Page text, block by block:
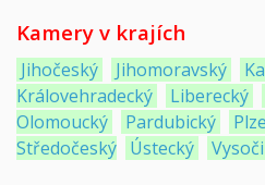
Kamery v krajích
Jihočeský Jihomoravský
Královehradecký
Liberecký
Olomoucký
Pardubický
Středočeský Ústecký